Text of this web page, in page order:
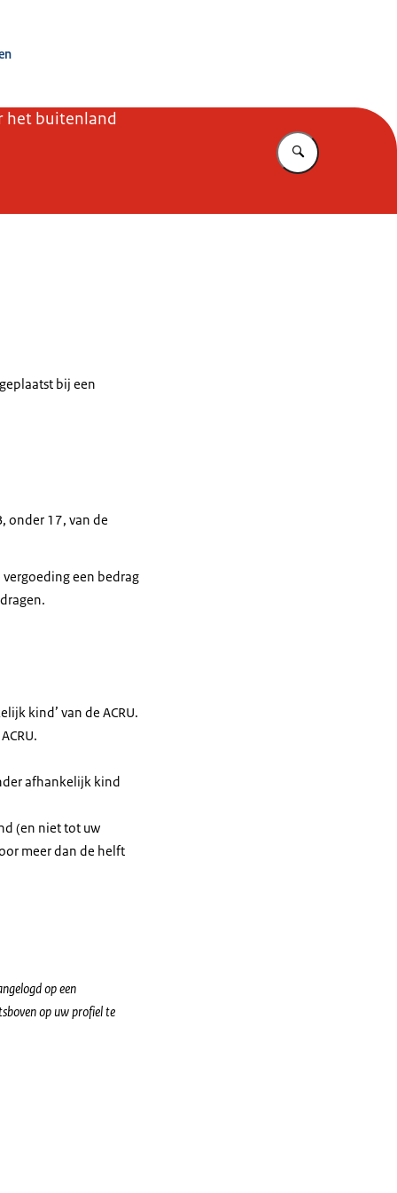
het buitenland
Vul in wat u
bij een
onder 17, van de
een bedrag
kind’ van de ACRU.
afhankelijk kind
(en niet tot uw
meer dan de helft
op een
op uw profiel te